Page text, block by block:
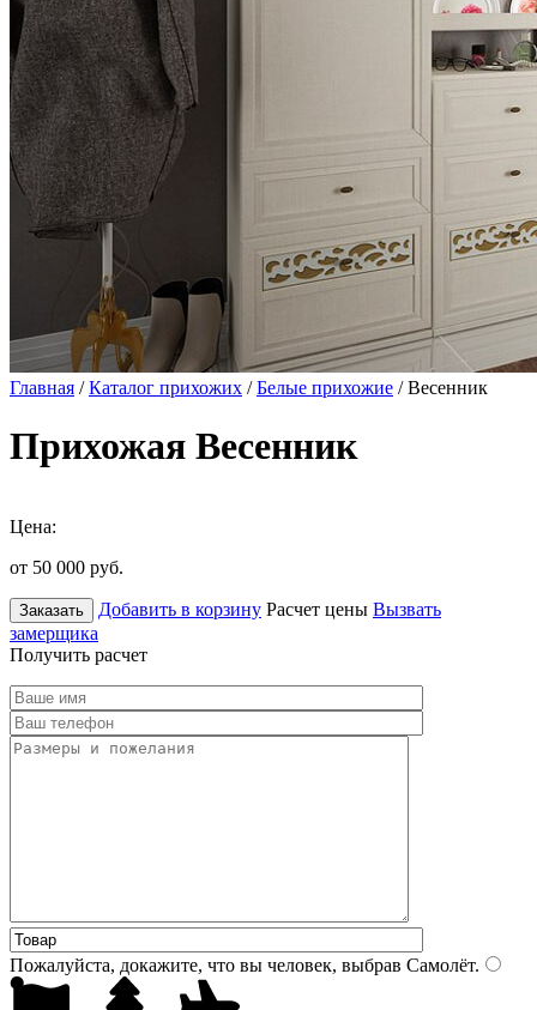
Главная /Каталог прихожих /Белые прихожие / Весенник
Прихожая Весенник
Цена:
от 50 000 руб.
Заказать Добавить в корзину Расчет цены Вызвать
замерщика
Получить расчет
Пожалуйста, докажите, что вы человек, выбрав Самолёт.